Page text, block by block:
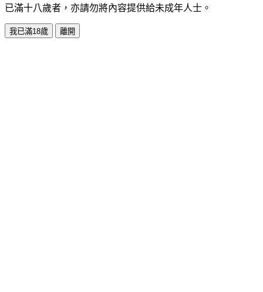
已滿十八歲者，亦請勿將內容提供給未成年人士。
我已滿18歲 離開